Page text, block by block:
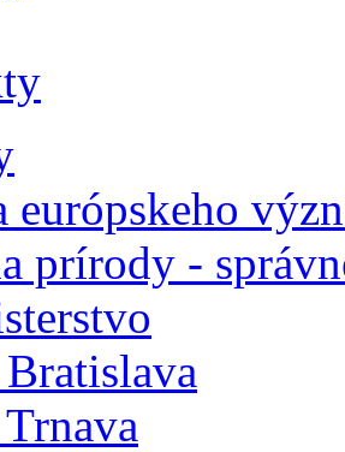
európskeho
prírody -